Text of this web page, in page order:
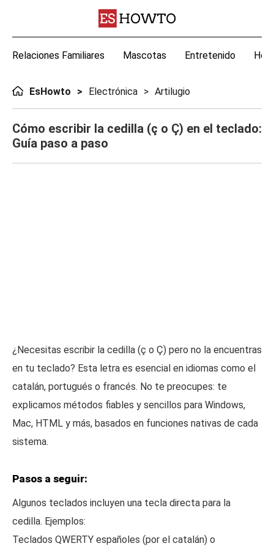
Relaciones Familiares Mascotas Entretenido
EsHowto Electrónica Artilugio
Cómo escribir la cedilla (ç o Ç) en el teclado:
Guía paso a paso
¿Necesitas escribir la cedilla (ç o Ç) pero no la encuentras
en tu teclado? Esta letra es esencial en idiomas como el
catalán, portugués o francés. No te preocupes: te
explicamos métodos fiables y sencillos para Windows,
Mac, HTML y más, basados en funciones nativas de cada
sistema.
Pasos a seguir:
Algunos teclados incluyen una tecla directa para la
cedilla. Ejemplos:
Teclados QWERTY españoles (por el catalán) o